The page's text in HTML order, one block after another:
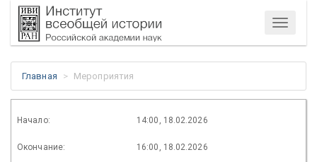
Меню
Главная Мероприятия
Начало: 14:00, 18.02.2026
Окончание: 16:00, 18.02.2026